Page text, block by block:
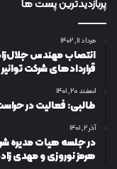
پربازدیدترین پست ها
مرداد ۱۱, ۱۴۰۲
انتصاب مهندس
قراردادهای شركت توانیر
اسفند ۲۰, ۱۴۰۱
طالبی: فعالیت در
آذر ۲, ۱۴۰۱
در جلسه هیات مدیره
هرمز نوروزی و مهدی